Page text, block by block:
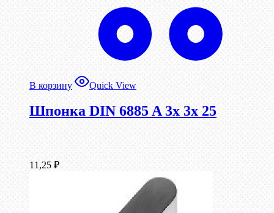
В корзину Quick View
Шпонка DIN 6885 A 3x 3x 25
11,25 ₽